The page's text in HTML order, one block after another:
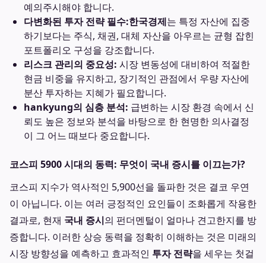
예의주시해야 합니다.
다변화된 투자 전략 필수:한국경제는 특정 자산에 집중
하기보다는 주식, 채권, 대체 자산을 아우르는 균형 잡힌
포트폴리오 구성을 강조합니다.
리스크 관리의 중요성: 시장 변동성에 대비하여 적절한
현금 비중을 유지하고, 장기적인 관점에서 우량 자산에
분산 투자하는 지혜가 필요합니다.
hankyung의 심층 분석: 급변하는 시장 환경 속에서 신
뢰도 높은 정보와 분석을 바탕으로 한 현명한 의사결정
이 그 어느 때보다 중요합니다.
코스피 5900 시대의 동력: 무엇이 국내 증시를 이끄는가?
코스피 지수가 역사적인 5,900선을 돌파한 것은 결코 우연
이 아닙니다. 이는 여러 긍정적인 요인들이 조화롭게 작용한
결과로, 현재 국내 증시의 펀더멘털이 얼마나 견고한지를 방
증합니다. 이러한 상승 동력을 정확히 이해하는 것은 미래의
시장 방향성을 예측하고 효과적인 투자 전략을 세우는 첫걸